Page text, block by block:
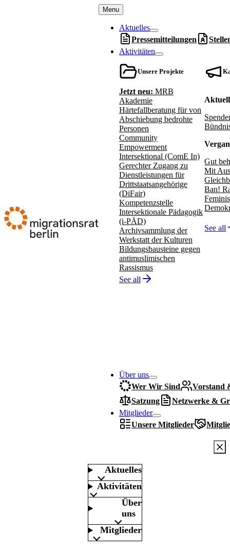
Menu
Aktuelles
Pressemitteilungen
Aktivitäten
Unsere Projekte
Jetzt neu: MRB
Akademie
Härtefallberatung für von
Abschiebung bedrohte
Personen
Community
Empowerment
Intersektional (ComE In)
Gerechter Zugang zu
Dienstleistungen für
Drittstaatsangehörige
(DiFair)
Kompetenzstelle
Intersektionale Pädagogik
(i-PÄD)
Archivsammlung der
Werkstatt der Kulturen
Bildungsbausteine gegen
antimuslimischen
Rassismus
See all
Gut
Mit
Ban!
See all
Über uns
Wer Wir Sind
Vorstand
Satzung
Netzwerke &
Mitglieder
Unsere Mitglieder
Aktuelles
Aktivitäten
Über
uns
Mitglieder